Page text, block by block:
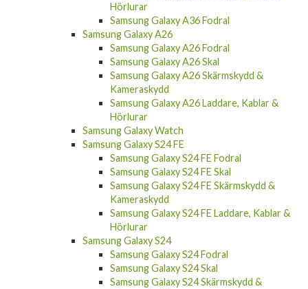
Hörlurar
Samsung Galaxy A36 Fodral
Samsung Galaxy A26
Samsung Galaxy A26 Fodral
Samsung Galaxy A26 Skal
Samsung Galaxy A26 Skärmskydd &
Kameraskydd
Samsung Galaxy A26 Laddare, Kablar &
Hörlurar
Samsung Galaxy Watch
Samsung Galaxy S24 FE
Samsung Galaxy S24 FE Fodral
Samsung Galaxy S24 FE Skal
Samsung Galaxy S24 FE Skärmskydd &
Kameraskydd
Samsung Galaxy S24 FE Laddare, Kablar &
Hörlurar
Samsung Galaxy S24
Samsung Galaxy S24 Fodral
Samsung Galaxy S24 Skal
Samsung Galaxy S24 Skärmskydd &